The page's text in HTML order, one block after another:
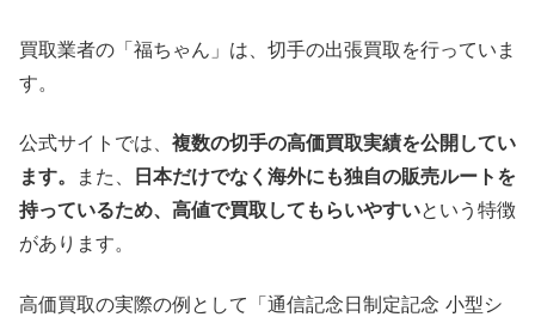
買取業者の「福ちゃん」は、切手の出張買取を行っていま
す。
公式サイトでは、 複数の切手の高価買取実績を公開してい
ます。
また、
日本だけでなく海外にも独自の販売ルートを
持っているため、高値で買取してもらいやすいという特徴
があります。
高価買取の実際の例として「通信記念日制定記念 小型シ